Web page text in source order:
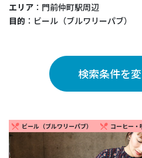
エリア ：門前仲町駅周辺
目的 ：ビール（ブルワリーパブ）
検索条件を
restaurant_menu ビール（ブルワリーパブ） restaurant_menu コーヒー・